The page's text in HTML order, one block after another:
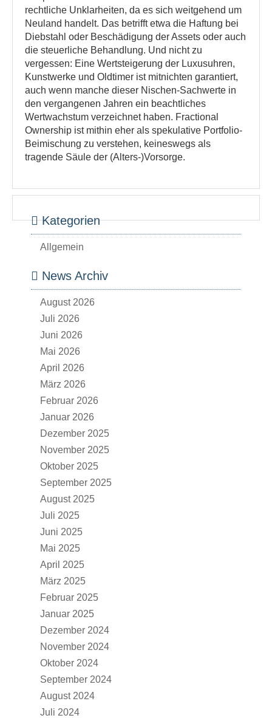
rechtliche Unklarheiten, da es sich weitgehend um
Neuland handelt. Das betrifft etwa die Haftung bei
Diebstahl oder Beschädigung der Assets oder auch
die steuerliche Behandlung. Und nicht zu
vergessen: Eine Wertsteigerung der Luxusuhren,
Kunstwerke und Oldtimer ist mitnichten garantiert,
auch wenn manche dieser Nischen-Sachwerte in
den vergangenen Jahren ein beachtliches
Wertwachstum verzeichnet haben. Fractional
Ownership ist mithin eher als spekulative Portfolio-
Beimischung zu verstehen, keineswegs als
tragende Säule der (Alters-)Vorsorge.
Kategorien
Allgemein
News Archiv
August 2026
Juli 2026
Juni 2026
Mai 2026
April 2026
März 2026
Februar 2026
Januar 2026
Dezember 2025
November 2025
Oktober 2025
September 2025
August 2025
Juli 2025
Juni 2025
Mai 2025
April 2025
März 2025
Februar 2025
Januar 2025
Dezember 2024
November 2024
Oktober 2024
September 2024
August 2024
Juli 2024